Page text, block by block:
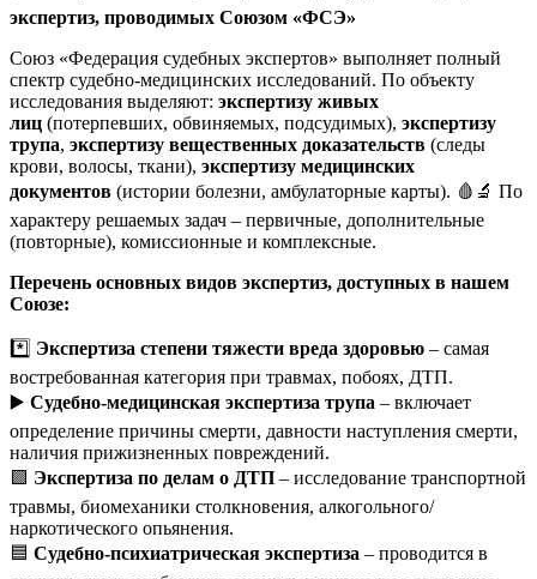
экспертиз, проводимых Союзом «ФСЭ»
Союз «Федерация судебных экспертов» выполняет полный
спектр судебно-медицинских исследований. По объекту
исследования выделяют: экспертизу живых
лиц (потерпевших, обвиняемых, подсудимых), экспертизу
трупа, экспертизу вещественных доказательств (следы
крови, волосы, ткани), экспертизу медицинских
документов (истории болезни, амбулаторные карты). 🩸🔬 По
характеру решаемых задач – первичные, дополнительные
(повторные), комиссионные и комплексные.
Перечень основных видов экспертиз, доступных в нашем
Союзе:
*️⃣ Экспертиза степени тяжести вреда здоровью – самая
востребованная категория при травмах, побоях, ДТП.
▶️ Судебно-медицинская экспертиза трупа – включает
определение причины смерти, давности наступления смерти,
наличия прижизненных повреждений.
🟩 Экспертиза по делам о ДТП – исследование транспортной
травмы, биомеханики столкновения, алкогольного/
наркотического опьянения.
🟦 Судебно-психиатрическая экспертиза – проводится в